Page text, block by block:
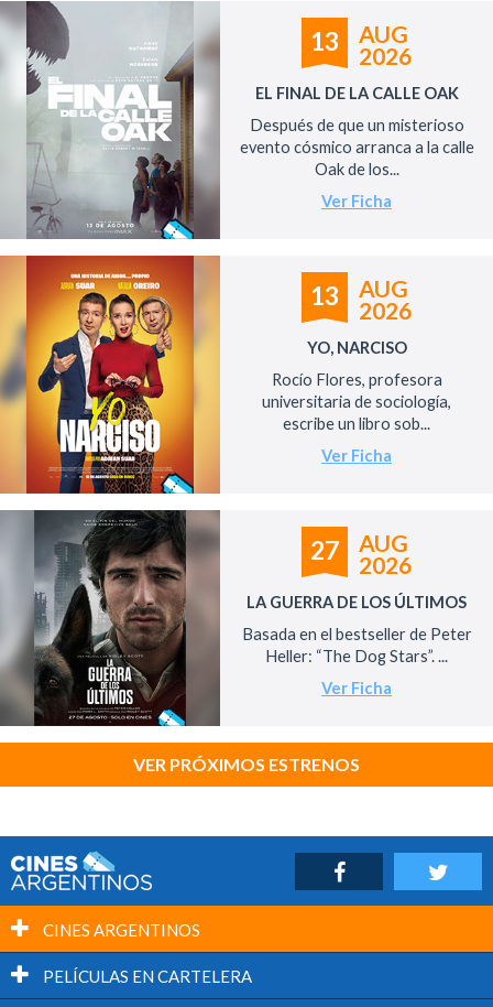
13
AUG
2026
EL FINAL DE LA CALLE OAK
Después de que un misterioso
evento cósmico arranca a la calle
Oak de los...
Ver Ficha
13
AUG
2026
YO, NARCISO
Rocío Flores, profesora
universitaria de sociología,
escribe un libro sob...
Ver Ficha
27
AUG
2026
LA GUERRA DE LOS ÚLTIMOS
Basada en el bestseller de Peter
Heller: “The Dog Stars”. ...
Ver Ficha
VER PRÓXIMOS ESTRENOS
CINES ARGENTINOS
PELÍCULAS EN CARTELERA